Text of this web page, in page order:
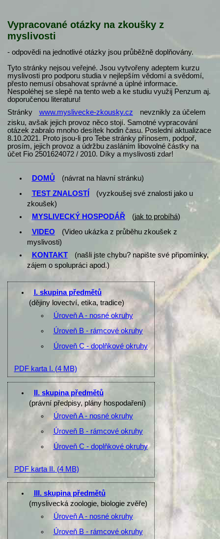
Vypracované otázky na zkoušky z
myslivosti
- odpovědi na jednotlivé otázky jsou průběžně doplňovány.
Tyto stránky nejsou veřejné. Jsou vytvořeny adeptem kurzu
myslivosti pro podporu studia v nejlepším vědomí a svědomí,
přesto nemusí obsahovat správné a úplné informace.
Nespoléhej se slepě na tento web a ke studiu využij Penzum aj.
doporučenou literaturu!
Stránky
www.myslivecke-zkousky.cz
nevznikly za účelem
zisku, avšak jejich provoz něco stojí. Samotné vypracování
otázek zabralo mnoho desítek hodin času. Poslední aktualizace
8.10.2021. Proto jsou-li pro Tebe stránky přínosem, podpoř,
prosím, jejich provoz a údržbu zasláním libovolné částky na
účet Fio 2501624072 / 2010. Díky a myslivosti zdar!
DOMŮ
(návrat na hlavní stránku)
TEST ZNALOSTÍ
(vyzkoušej své znalosti jako u
zkoušek)
MYSLIVECKÝ HOSPODÁŘ
(jak to probíhá)
VIDEO
(Video ukázka z průběhu zkoušek z
myslivosti)
KONTAKT
(našli jste chybu? napište své připomínky,
zájem o spolupráci apod.)
I. skupina předmětů
(dějiny lovectví, etika, tradice)
Úroveň A - nosné okruhy
Úroveň B - rámcové okruhy
Úroveň C - doplňkové okruhy
PDF karta I. (4 MB)
II. skupina předmětů
(právní předpisy, plány hospodaření)
Úroveň A - nosné okruhy
Úroveň B - rámcové okruhy
Úroveň C - doplňkové okruhy
PDF karta II. (4 MB)
III. skupina předmětů
(myslivecká zoologie, biologie zvěře)
Úroveň A - nosné okruhy
Úroveň B - rámcové okruhy